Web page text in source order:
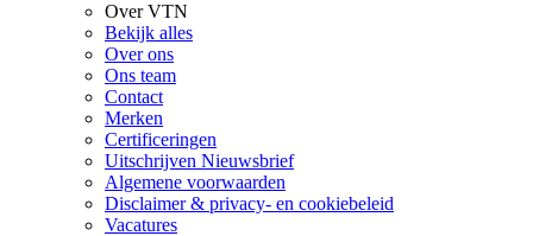
Over VTN
Bekijk alles
Over ons
Ons team
Contact
Merken
Certificeringen
Uitschrijven Nieuwsbrief
Algemene voorwaarden
Disclaimer & privacy- en cookiebeleid
Vacatures